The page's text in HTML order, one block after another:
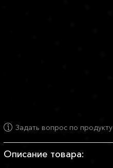
Задать вопрос по продукту
Описание товара: